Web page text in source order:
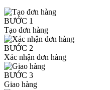
BƯỚC 1
Tạo đơn hàng
BƯỚC 2
Xác nhận đơn hàng
BƯỚC 3
Giao hàng